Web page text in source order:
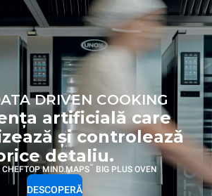
DRIVEN COOKING
artificială care
și controlează
detaliu.
CHEFTOP MIND.MAPS™ BIG PLUS OVEN
DESCOPERĂ